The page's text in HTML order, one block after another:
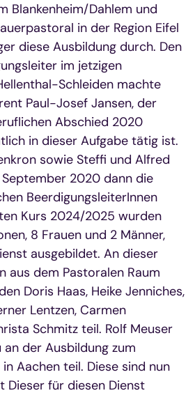
Blankenheim/Dahlem und
in der Region Eifel
diese Ausbildung durch. Den
im jetzigen
Schleiden machte
Paul-Josef Jansen, der
Abschied 2020
in dieser Aufgabe tätig ist.
sowie Steffi und Alfred
2020 dann die
BeerdigungsleiterInnen
Kurs 2024/2025 wurden
8 Frauen und 2 Männer,
ausgebildet. An dieser
aus dem Pastoralen Raum
Doris Haas, Heike Jenniches,
Lentzen, Carmen
Schmitz teil. Rolf Meuser
der Ausbildung zum
Aachen teil. Diese sind nun
Dieser für diesen Dienst